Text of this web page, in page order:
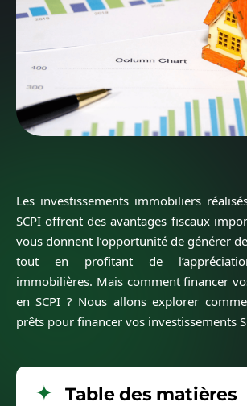
Les investissements immobiliers
SCPI offrent des avantages fiscaux
vous donnent l’opportunité de générer
tout en profitant de
immobilières. Mais comment financer
en SCPI ? Nous allons explorer
prêts pour financer vos investissements
Table des matières